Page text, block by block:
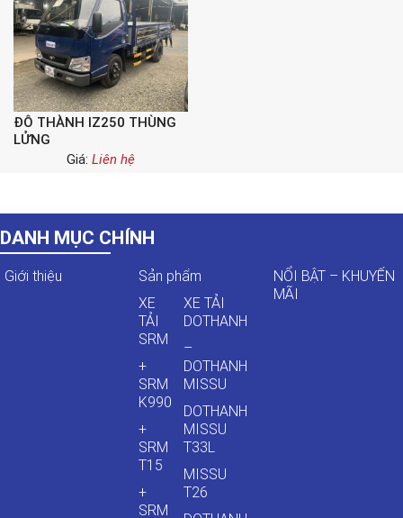
ĐÔ THÀNH IZ250 THÙNG
LỬNG
Giá: Liên hệ
DANH MỤC CHÍNH
Giới thiệu
Sản phẩm
XE
TẢI
SRM
+
SRM
K990
+
SRM
T15
+
SRM
XE TẢI
DOTHANH
–
DOTHANH
MISSU
DOTHANH
MISSU
T33L
MISSU
T26
NỔI BẬT – KHUYẾN
MÃI